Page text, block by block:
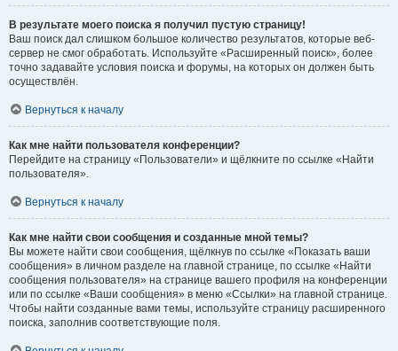
В результате моего поиска я получил пустую страницу!
Ваш поиск дал слишком большое количество результатов, которые веб-
сервер не смог обработать. Используйте «Расширенный поиск», более
точно задавайте условия поиска и форумы, на которых он должен быть
осуществлён.
Вернуться к началу
Как мне найти пользователя конференции?
Перейдите на страницу «Пользователи» и щёлкните по ссылке «Найти
пользователя».
Вернуться к началу
Как мне найти свои сообщения и созданные мной темы?
Вы можете найти свои сообщения, щёлкнув по ссылке «Показать ваши
сообщения» в личном разделе на главной странице, по ссылке «Найти
сообщения пользователя» на странице вашего профиля на конференции
или по ссылке «Ваши сообщения» в меню «Ссылки» на главной странице.
Чтобы найти созданные вами темы, используйте страницу расширенного
поиска, заполнив соответствующие поля.